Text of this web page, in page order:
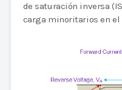
de saturación inversa
carga minoritarios en